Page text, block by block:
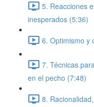
5. Reacciones
inesperados (5:36)
6. Optimismo y
7. Técnicas
en el pecho (7:48)
8.